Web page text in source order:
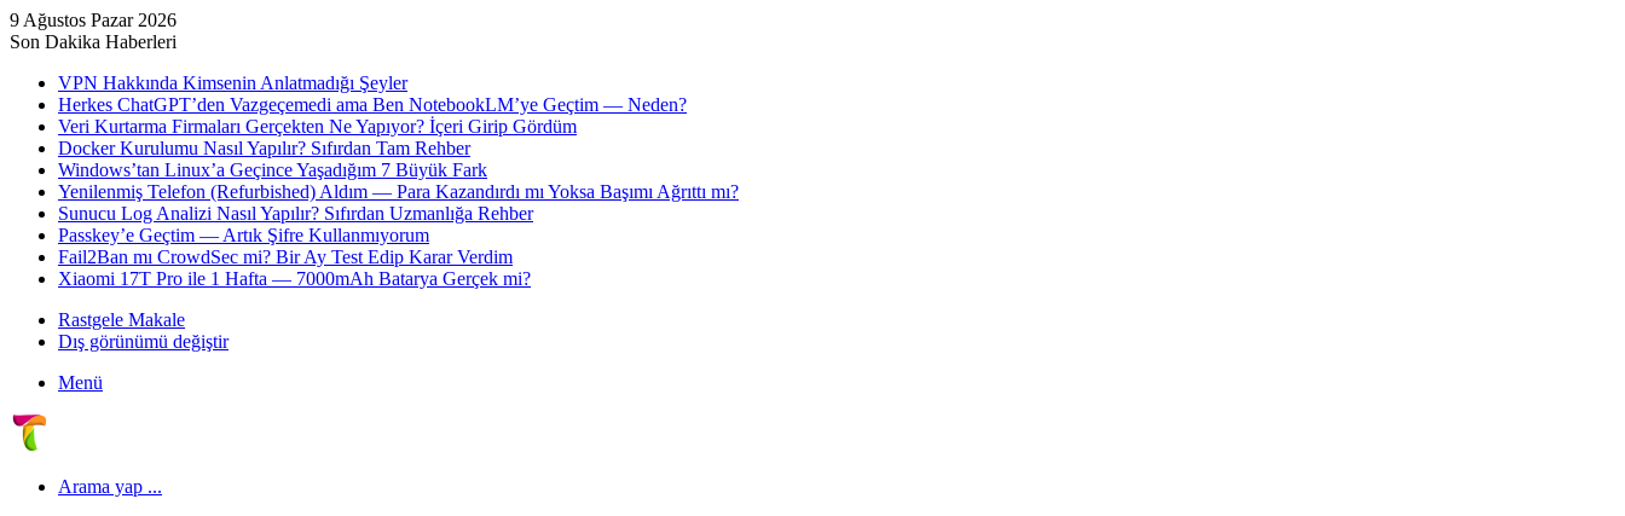
9 Ağustos Pazar 2026
Son Dakika Haberleri
VPN Hakkında Kimsenin Anlatmadığı Şeyler
Herkes ChatGPT’den Vazgeçemedi ama Ben NotebookLM’ye Geçtim — Neden?
Veri Kurtarma Firmaları Gerçekten Ne Yapıyor? İçeri Girip Gördüm
Docker Kurulumu Nasıl Yapılır? Sıfırdan Tam Rehber
Windows’tan Linux’a Geçince Yaşadığım 7 Büyük Fark
Yenilenmiş Telefon (Refurbished) Aldım — Para Kazandırdı mı Yoksa Başımı Ağrıttı mı?
Sunucu Log Analizi Nasıl Yapılır? Sıfırdan Uzmanlığa Rehber
Passkey’e Geçtim — Artık Şifre Kullanmıyorum
Fail2Ban mı CrowdSec mi? Bir Ay Test Edip Karar Verdim
Xiaomi 17T Pro ile 1 Hafta — 7000mAh Batarya Gerçek mi?
Rastgele Makale
Dış görünümü değiştir
Menü
Arama yap ...